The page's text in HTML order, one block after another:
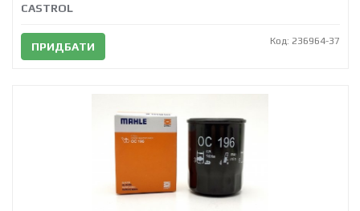
CASTROL
ПРИДБАТИ Код: 236964-37